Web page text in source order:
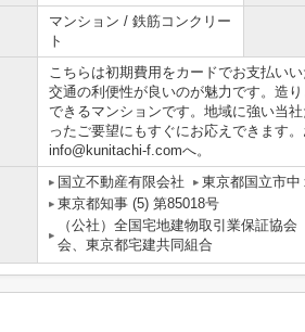
マンション / 鉄筋コンクリー
ト
こちらは初期費用をカードでお支払い
交通の利便性が良いのが魅力です。造
できるマンションです。地域に強い当
ったご要望にもすぐにお応えできます
info@kunitachi-f.comへ。
国立不動産有限会社 東京都国立市中
東京都知事 (5) 第85018号
（公社）全国宅地建物取引業保証協
会、東京都宅建共同組合